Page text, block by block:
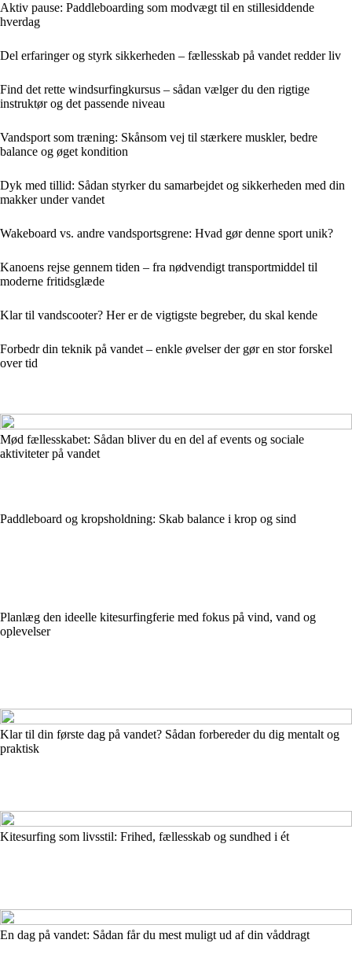
Aktiv pause: Paddleboarding som modvægt til en stillesiddende
hverdag
Del erfaringer og styrk sikkerheden – fællesskab på vandet redder liv
Find det rette windsurfingkursus – sådan vælger du den rigtige
instruktør og det passende niveau
Vandsport som træning: Skånsom vej til stærkere muskler, bedre
balance og øget kondition
Dyk med tillid: Sådan styrker du samarbejdet og sikkerheden med din
makker under vandet
Wakeboard vs. andre vandsportsgrene: Hvad gør denne sport unik?
Kanoens rejse gennem tiden – fra nødvendigt transportmiddel til
moderne fritidsglæde
Klar til vandscooter? Her er de vigtigste begreber, du skal kende
Forbedr din teknik på vandet – enkle øvelser der gør en stor forskel
over tid
Mød fællesskabet: Sådan bliver du en del af events og sociale
aktiviteter på vandet
Paddleboard og kropsholdning: Skab balance i krop og sind
Planlæg den ideelle kitesurfingferie med fokus på vind, vand og
oplevelser
Klar til din første dag på vandet? Sådan forbereder du dig mentalt og
praktisk
Kitesurfing som livsstil: Frihed, fællesskab og sundhed i ét
En dag på vandet: Sådan får du mest muligt ud af din våddragt